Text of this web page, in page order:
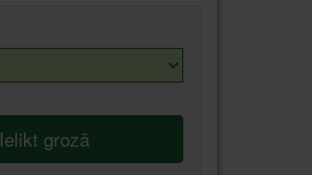
Ielikt grozā